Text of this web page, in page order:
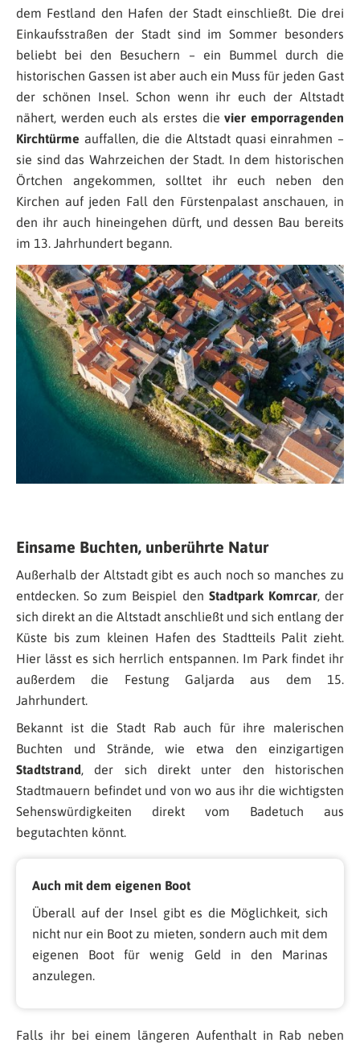
dem Festland den Hafen der Stadt einschließt. Die drei
Einkaufsstraßen der Stadt sind im Sommer besonders
beliebt bei den Besuchern – ein Bummel durch die
historischen Gassen ist aber auch ein Muss für jeden Gast
der schönen Insel. Schon wenn ihr euch der Altstadt
nähert, werden euch als erstes dievier emporragenden
Kirchtürme auffallen, die die Altstadt quasi einrahmen –
sie sind das Wahrzeichen der Stadt. In dem historischen
Örtchen angekommen, solltet ihr euch neben den
Kirchen auf jeden Fall den Fürstenpalast anschauen, in
den ihr auch hineingehen dürft, und dessen Bau bereits
im 13. Jahrhundert begann.
Einsame Buchten, unberührte Natur
Außerhalb der Altstadt gibt es auch noch so manches zu
entdecken. So zum Beispiel den Stadtpark Komrcar, der
sich direkt an die Altstadt anschließt und sich entlang der
Küste bis zum kleinen Hafen des Stadtteils Palit zieht.
Hier lässt es sich herrlich entspannen. Im Park findet ihr
außerdem die Festung Galjarda aus dem 15.
Jahrhundert.
Bekannt ist die Stadt Rab auch für ihre malerischen
Buchten und Strände, wie etwa den einzigartigen
Stadtstrand, der sich direkt unter den historischen
Stadtmauern befindet und von wo aus ihr die wichtigsten
Sehenswürdigkeiten direkt vom Badetuch aus
begutachten könnt.
Auch mit dem eigenen Boot
Überall auf der Insel gibt es die Möglichkeit, sich
nicht nur ein Boot zu mieten, sondern auch mit dem
eigenen Boot für wenig Geld in den Marinas
anzulegen.
Falls ihr bei einem längeren Aufenthalt in Rab neben